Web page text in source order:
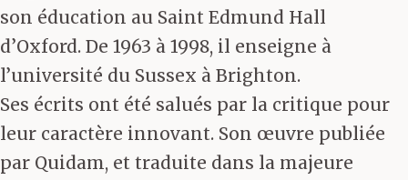
son éducation au Saint Edmund Hall
d’Oxford. De 1963 à 1998, il enseigne à
l’université du Sussex à Brighton.
Ses écrits ont été salués par la critique pour
leur caractère innovant. Son œuvre publiée
par Quidam, et traduite dans la majeure